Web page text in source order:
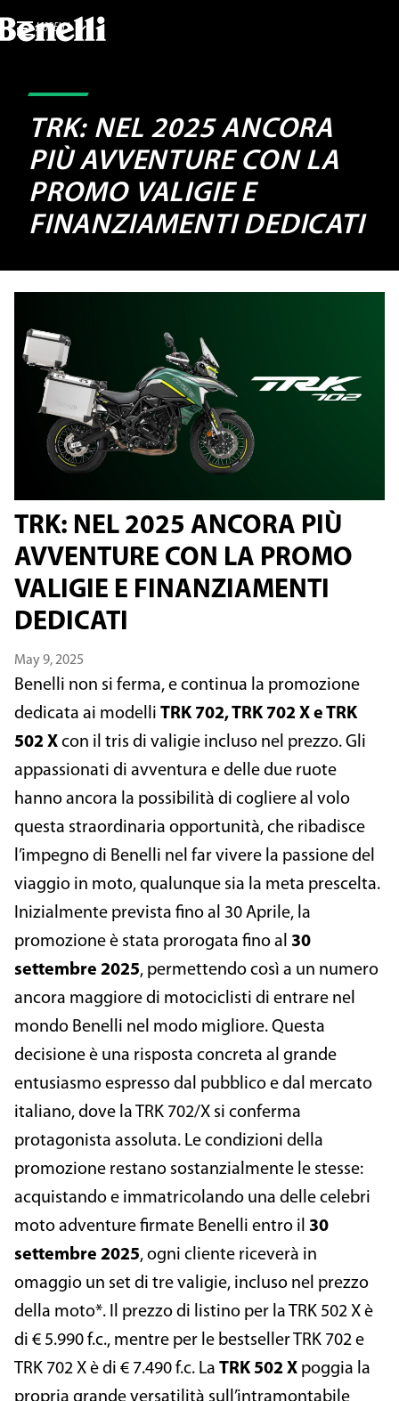
MODELLI
TRK: NEL 2025 ANCORA
PIÙ AVVENTURE CON LA
PROMO VALIGIE E
FINANZIAMENTI DEDICATI
TRK: NEL 2025 ANCORA PIÙ
AVVENTURE CON LA PROMO
VALIGIE E FINANZIAMENTI
DEDICATI
May 9, 2025
Benelli non si ferma, e continua la promozione
dedicata ai modelli TRK 702, TRK 702 X e TRK
502 X con il tris di valigie incluso nel prezzo. Gli
appassionati di avventura e delle due ruote
hanno ancora la possibilità di cogliere al volo
questa straordinaria opportunità, che ribadisce
l’impegno di Benelli nel far vivere la passione del
viaggio in moto, qualunque sia la meta prescelta.
Inizialmente prevista fino al 30 Aprile, la
promozione è stata prorogata fino al 30
settembre 2025, permettendo così a un numero
ancora maggiore di motociclisti di entrare nel
mondo Benelli nel modo migliore. Questa
decisione è una risposta concreta al grande
entusiasmo espresso dal pubblico e dal mercato
italiano, dove la TRK 702/X si conferma
protagonista assoluta. Le condizioni della
promozione restano sostanzialmente le stesse:
acquistando e immatricolando una delle celebri
moto adventure firmate Benelli entro il 30
settembre 2025, ogni cliente riceverà in
omaggio un set di tre valigie, incluso nel prezzo
della moto*. Il prezzo di listino per la TRK 502 X è
di € 5.990 f.c., mentre per le bestseller TRK 702 e
TRK 702 X è di € 7.490 f.c. La TRK 502 X poggia la
propria grande versatilità sull’intramontabile